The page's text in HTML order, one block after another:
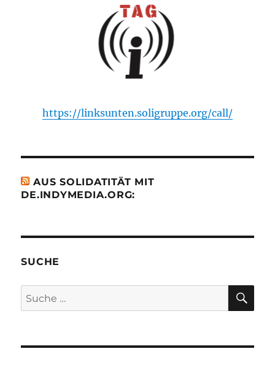
https://linksunten.soligruppe.org/call/
AUS SOLIDATITÄT MIT
DE.INDYMEDIA.ORG:
SUCHE
Suche
nach: